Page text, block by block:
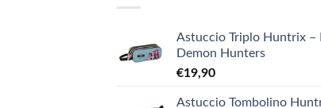
Astuccio Triplo Huntrix –
Demon Hunters
€19,90
Astuccio Tombolino